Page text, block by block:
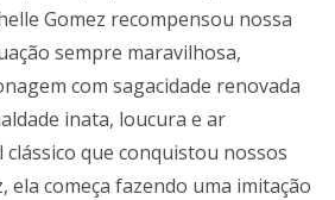
Gomez recompensou nossa
sempre maravilhosa,
com sagacidade renovada
inata, loucura e ar
clássico que conquistou nossos
ela começa fazendo uma imitação